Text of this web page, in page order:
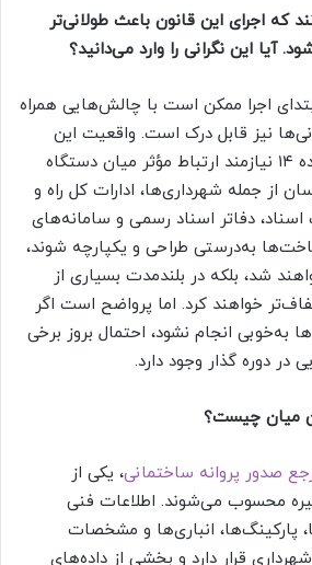
که اجرای این قانون باعث طولانی‌تر
آیا این نگرانی را وارد می‌دانید؟
اجرا ممکن است با چالش‌هایی همراه
نیز قابل درک است. واقعیت این
است که اجرای کامل ماده ۱۴ نیازمند ارتباط مؤثر میان دستگاه
از جمله شهرداری‌ها، ادارات کل راه و
دفاتر اسناد رسمی و سامانه‌های
به‌درستی طراحی و یکپارچه شوند،
شد، بلکه در بلندمدت بسیاری از
خواهند کرد. اما پرواضح است اگر
به‌خوبی انجام نشود، احتمال بروز برخی
در دوره گذار وجود دارد.
میان چیست؟
صدور پروانه ساختمانی، یکی از
محسوب می‌شوند. اطلاعات فنی
پارکینگ‌ها، انباری‌ها و مشخصات
قرار دارد و بخشی از داده‌های